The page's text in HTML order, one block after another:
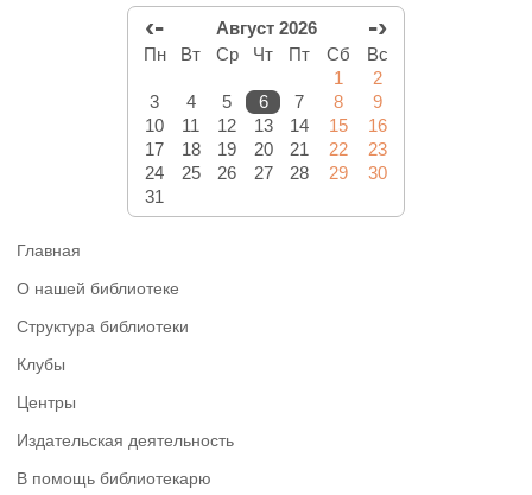
‹- Август 2026 -›
Пн Вт Ср Чт Пт Сб
Вс
1
2
3
4 5 6 7 8
9
10
11 12 13 14 15
16
17
18 19 20 21 22
23
24
25 26 27 28 29
30
31
Главная
О нашей библиотеке
Структура библиотеки
Клубы
Центры
Издательская деятельность
В помощь библиотекарю